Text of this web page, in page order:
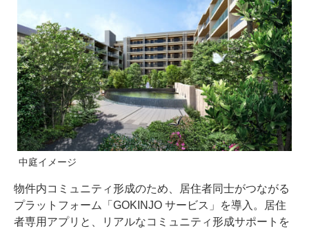
中庭イメージ
物件内コミュニティ形成のため、居住者同士がつながる
プラットフォーム「GOKINJO サービス」を導入。居住
者専用アプリと、リアルなコミュニティ形成サポートを